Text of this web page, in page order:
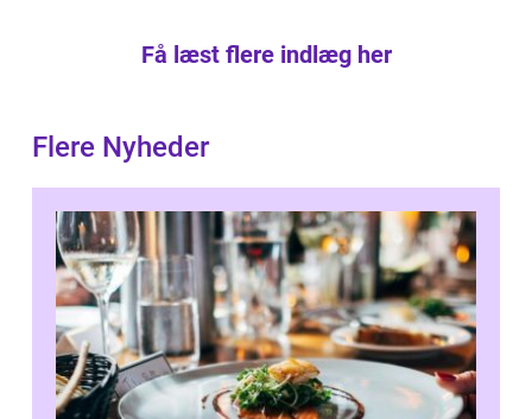
Få læst flere indlæg her
Flere Nyheder